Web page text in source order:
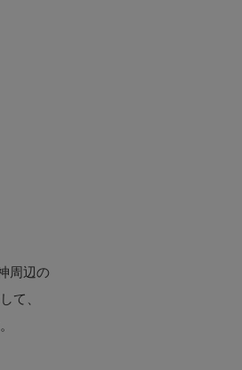
周辺の
て、